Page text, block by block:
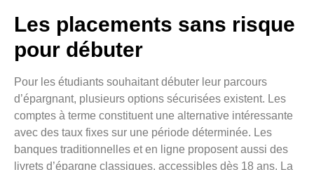
Les placements sans risque
pour débuter
Pour les étudiants souhaitant débuter leur parcours
d’épargnant, plusieurs options sécurisées existent. Les
comptes à terme constituent une alternative intéressante
avec des taux fixes sur une période déterminée. Les
banques traditionnelles et en ligne proposent aussi des
livrets d’épargne classiques, accessibles dès 18 ans. La